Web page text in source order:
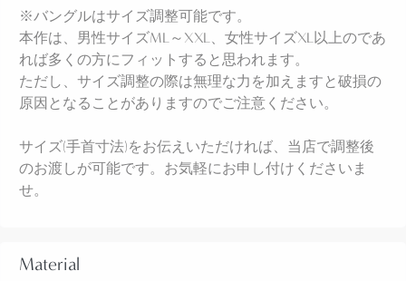
また、内側には『DAT』かと思われる文字が確認で
きますが、これは作者ではなく流通上でトレーディ
ングポスト等が商品管理の為に刻んだ文字と思わ
れ、その文字列が何を意味しているのか正確に読み
解く事は出来ません。
インゴットコインシルバー(銀塊)から成形されたバン
ド/地金は<60g>を超える重量となっており、見た目
そこに『Chasing/チェイシング』と呼ばれる鏨を使
※バングルはサイズ調整可能です。
本作は、男性サイズML～XXL、女性サイズXL以上のであ
れば多くの方にフィットすると思われます。
ただし、サイズ調整の際は無理な力を加えますと破損の
原因となることがありますのでご注意ください。
サイズ(手首寸法)をお伝えいただければ、当店で調整後
のお渡しが可能です。お気軽にお申し付けくださいま
せ。
Material